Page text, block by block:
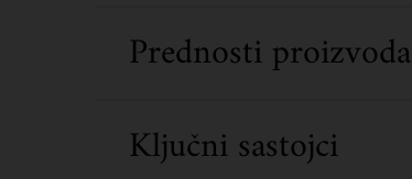
Prednosti proizvoda
Ključni sastojci